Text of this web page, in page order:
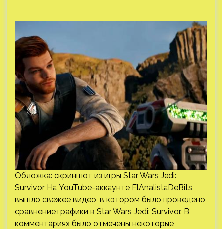
Обложка: скриншот из игры Star Wars Jedi:
Survivor На YouTube-аккаунте ElAnalistaDeBits
вышло свежее видео, в котором было проведено
сравнение графики в Star Wars Jedi: Survivor. В
комментариях было отмечены некоторые